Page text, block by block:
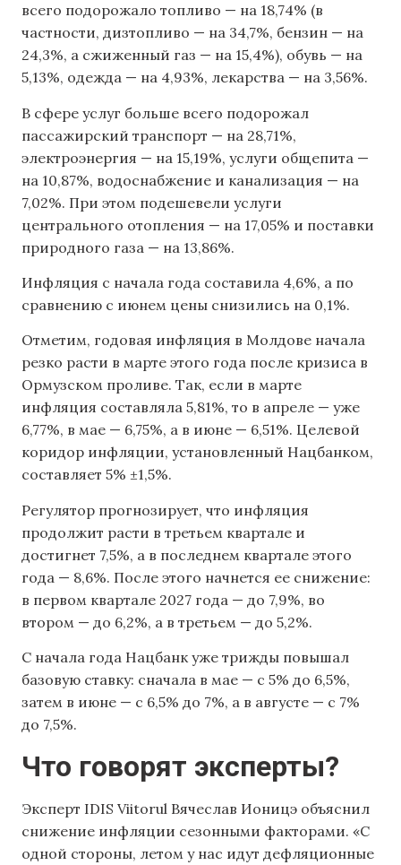
всего подорожало топливо — на 18,74% (в
частности, дизтопливо — на 34,7%, бензин — на
24,3%, а сжиженный газ — на 15,4%), обувь — на
5,13%, одежда — на 4,93%, лекарства — на 3,56%.
В сфере услуг больше всего подорожал
пассажирский транспорт — на 28,71%,
электроэнергия — на 15,19%, услуги общепита —
на 10,87%, водоснабжение и канализация — на
7,02%. При этом подешевели услуги
центрального отопления — на 17,05% и поставки
природного газа — на 13,86%.
Инфляция с начала года составила 4,6%, а по
сравнению с июнем цены снизились на 0,1%.
Отметим, годовая инфляция в Молдове начала
резко расти в марте этого года после кризиса в
Ормузском проливе. Так, если в марте
инфляция составляла 5,81%, то в апреле — уже
6,77%, в мае — 6,75%, а в июне — 6,51%. Целевой
коридор инфляции, установленный Нацбанком,
составляет 5% ±1,5%.
Регулятор прогнозирует, что инфляция
продолжит расти в третьем квартале и
достигнет 7,5%, а в последнем квартале этого
года — 8,6%. После этого начнется ее снижение:
в первом квартале 2027 года — до 7,9%, во
втором — до 6,2%, а в третьем — до 5,2%.
С начала года Нацбанк уже трижды повышал
базовую ставку: сначала в мае — с 5% до 6,5%,
затем в июне — с 6,5% до 7%, а в августе — с 7%
до 7,5%.
Что говорят эксперты?
Эксперт IDIS Viitorul Вячеслав Ионицэ объяснил
снижение инфляции сезонными факторами. «С
одной стороны, летом у нас идут дефляционные